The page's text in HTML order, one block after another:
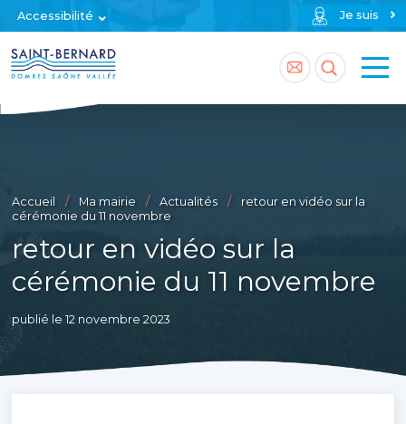
Accessibilité Je suis
Accéder
à
contact
Accéder
à
Accueil Ma mairie Actualités
retour en vidéo sur la
cérémonie du 11 novembre
retour en vidéo sur la
cérémonie du 11 novembre
publié le 12 novembre 2023